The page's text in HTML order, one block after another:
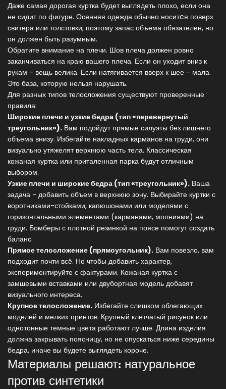
Даже самая дорогая куртка будет выглядеть плохо, если она
не сидит по фигуре. Осенняя одежда обычно носитcя поверх
свитера или толстовки, поэтому запас объема обязателен, но
он должен быть разумным.
Обратите внимание на плечи. Шов плеча должен ровно
заканчиваться на краю вашего плеча. Если он уходит вниз к
рукам - вещь велика. Если натягивается вверх к шее - мала.
Это база, которую нельзя нарушать.
Для разных типов телосложения существуют проверенные
правила:
Широкие плечи и узкие бедра (тип «перевернутый
треугольник»). Вам подойдут прямые силуэты без лишнего
объема внизу. Избегайте накладных карманов на груди, они
визуально утяжелят верхнюю часть тела. Классическая
кожаная куртка или приталенная парка будут отличным
выбором.
Узкие плечи и широкие бедра (тип «треугольник»). Ваша
задача - добавить объем в верхнюю зону. Выбирайте куртки с
воротниками-стойками, капюшонами или моделями с
горизонтальными элементами (карманами, молниями) на
груди. Бомберы с плотной резинкой на поясе помогут создать
баланс.
Прямое телосложение (прямоугольник). Вам повезло, вам
подходит почти всё. Но чтобы добавить характер,
экспериментируйте с фактурами. Кожаная куртка с
замшевыми вставками или двубортная модель добавят
визуального интереса.
Крупное телосложение. Избегайте слишком облегающих
моделей и мелких принтов. Крупный клетчатый рисунок или
однотонные темные цвета работают лучше. Длина изделия
должна закрывать поясницу, но не опускаться ниже середины
бедра, иначе вы будете выглядеть короче.
Материалы решают: натуральное
против синтетики